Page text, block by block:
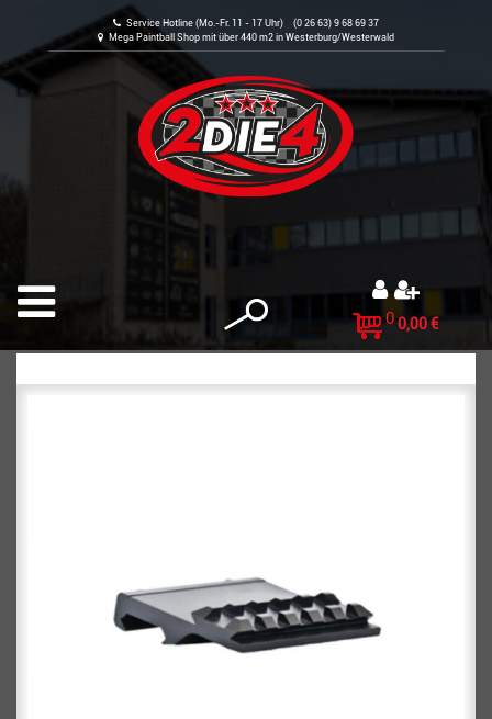
Service Hotline (Mo.-Fr. 11 - 17 Uhr) (0 26 63) 9 68 69 37
Mega Paintball Shop mit über 440 m2 in Westerburg/Westerwald
0 0,00 €